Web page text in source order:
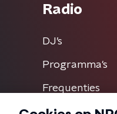
Radio
DJ’s
Programma's
Frequenties